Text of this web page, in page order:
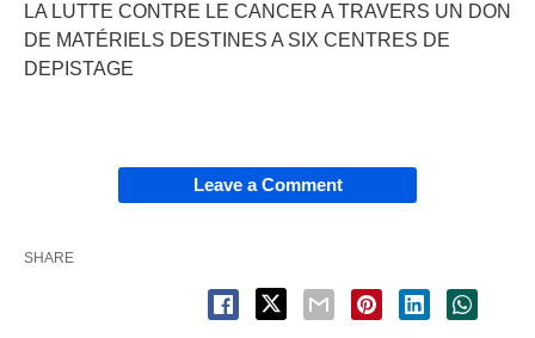
LA LUTTE CONTRE LE CANCER A TRAVERS UN DON
DE MATÉRIELS DESTINES A SIX CENTRES DE
DEPISTAGE
Leave a Comment
SHARE